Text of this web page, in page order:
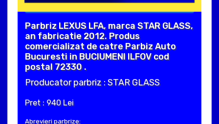
Parbriz LEXUS LFA, marca STAR GLASS,
an fabricatie 2012. Produs
comercializat de catre Parbiz Auto
Bucuresti in BUCIUMENI ILFOV cod
postal 72330 .
Producator parbriz : STAR GLASS
Pret : 940 Lei
Abrevieri parbrize: